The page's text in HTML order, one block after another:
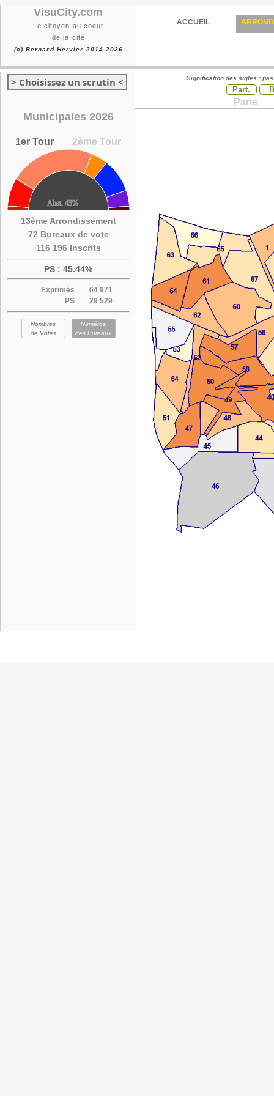
VisuCity.com
Le citoyen au coeur
de la cité
(c) Bernard Hervier 2014-2026
ACCUEIL
> Choisissez un scrutin <
Municipales 2026
1er Tour 2ème Tour
13ème Arrondissement
72 Bureaux de vote
116 196 Inscrits
PS : 45.44%
Exprimés
64 971
PS
29 529
Nombres
de Votes
Numéros
des Bureaux
Signification des sigles :
Part.
Paris